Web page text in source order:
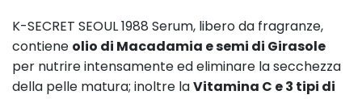
K-SECRET SEOUL 1988 Serum, libero da fragranze,
contiene olio di Macadamia e semi di Girasole
per nutrire intensamente ed eliminare la secchezza
della pelle matura; inoltre laVitamina C e 3 tipi di